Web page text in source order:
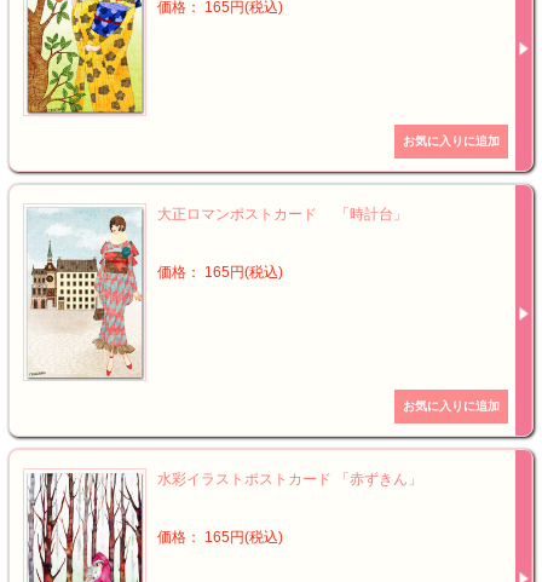
価格： 165円(税込)
大正ロマンポストカード 「時計台」
価格： 165円(税込)
水彩イラストポストカード 「赤ずきん」
価格： 165円(税込)